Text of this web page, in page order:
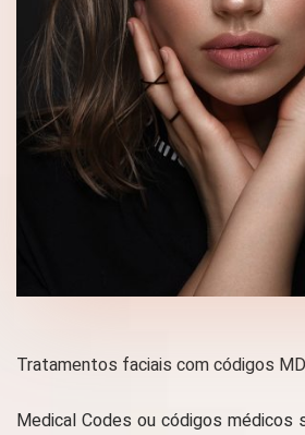
Tratamentos faciais com códigos
Medical Codes ou códigos médicos